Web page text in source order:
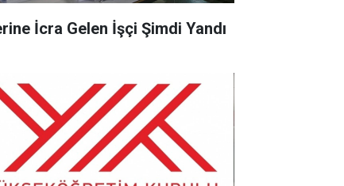
İcra Gelen İşçi Şimdi Yandı